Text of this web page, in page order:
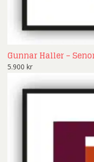
Gunnar Haller –
5.900 kr